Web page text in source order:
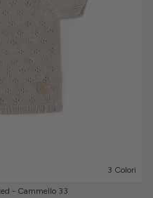
3 Colori
- Cammello 33